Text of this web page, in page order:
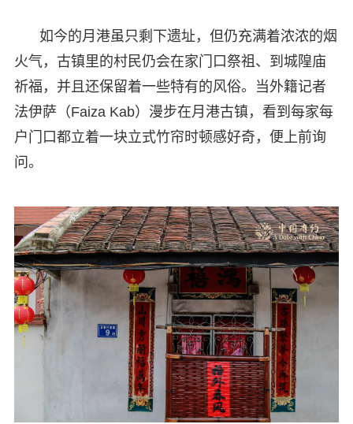
如今的月港虽只剩下遗址，但仍充满着浓浓的烟
火气，古镇里的村民仍会在家门口祭祖、到城隍庙
祈福，并且还保留着一些特有的风俗。当外籍记者
法伊萨（Faiza Kab）漫步在月港古镇，看到每家每
户门口都立着一块立式竹帘时顿感好奇，便上前询
问。